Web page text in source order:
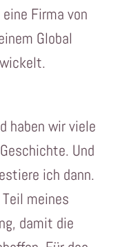
Firma von
Global
haben wir viele
Und
ich dann.
meines
damit die